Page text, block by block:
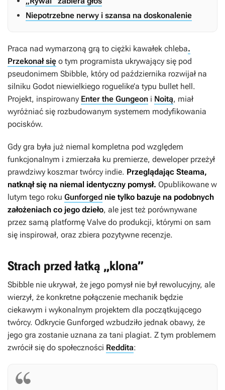
Niepotrzebne nerwy i szansa na doskonalenie
Praca nad wymarzoną grą to ciężki kawałek chleba.
Przekonał się o tym programista ukrywający się pod
pseudonimem Sbibble, który od października rozwijał na
silniku Godot niewielkiego roguelike’a typu bullet hell.
Projekt, inspirowany Enter the Gungeon i Noitą, miał
wyróżniać się rozbudowanym systemem modyfikowania
pocisków.
Gdy gra była już niemal kompletna pod względem
funkcjonalnym i zmierzała ku premierze, deweloper przeżył
prawdziwy koszmar twórcy indie. Przeglądając Steama,
natknął się na niemal identyczny pomysł. Opublikowane w
lutym tego roku Gunforged nie tylko bazuje na podobnych
założeniach co jego dzieło, ale jest też porównywane
przez samą platformę Valve do produkcji, którymi on sam
się inspirował, oraz zbiera pozytywne recenzje.
Strach przed łatką „klona”
Sbibble nie ukrywał, że jego pomysł nie był rewolucyjny, ale
wierzył, że konkretne połączenie mechanik będzie
ciekawym i wykonalnym projektem dla początkującego
twórcy. Odkrycie Gunforged wzbudziło jednak obawy, że
jego gra zostanie uznana za tani plagiat. Z tym problemem
zwrócił się do społeczności Reddita: